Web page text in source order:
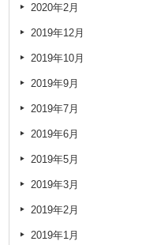
2020年2月
2019年12月
2019年10月
2019年9月
2019年7月
2019年6月
2019年5月
2019年3月
2019年2月
2019年1月